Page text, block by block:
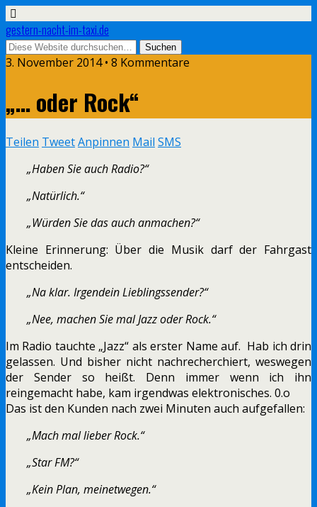
gestern-nacht-im-taxi.de
3. November 2014 • 8 Kommentare
„… oder Rock“
Teilen TweetAnpinnen Mail SMS
„Haben Sie auch Radio?“
„Natürlich.“
„Würden Sie das auch anmachen?“
Kleine Erinnerung: Über die Musik darf der Fahrgast
entscheiden.
„Na klar. Irgendein Lieblingssender?“
„Nee, machen Sie mal Jazz oder Rock.“
Im Radio tauchte „Jazz“ als erster Name auf. Hab ich drin
gelassen. Und bisher nicht nachrecherchiert, weswegen
der Sender so heißt. Denn immer wenn ich ihn
reingemacht habe, kam irgendwas elektronisches. 0.o
Das ist den Kunden nach zwei Minuten auch aufgefallen:
„Mach mal lieber Rock.“
„Star FM?“
„Kein Plan, meinetwegen.“